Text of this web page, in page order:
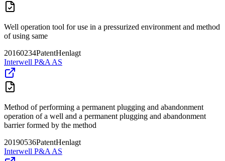
Well operation tool for use in a pressurized environment and method
of using same
20160234PatentHenlagt
Interwell P&A AS
Method of performing a permanent plugging and abandonment
operation of a well and a permanent plugging and abandonment
barrier formed by the method
20190536PatentHenlagt
Interwell P&A AS